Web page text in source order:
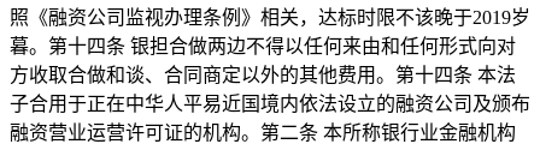
照《融资公司监视办理条例》相关，达标时限不该晚于2019岁
暮。第十四条 银担合做两边不得以任何来由和任何形式向对
方收取合做和谈、合同商定以外的其他费用。第十四条 本法
子合用于正在中华人平易近国境内依法设立的融资公司及颁布
融资营业运营许可证的机构。第二条 本所称银行业金融机构